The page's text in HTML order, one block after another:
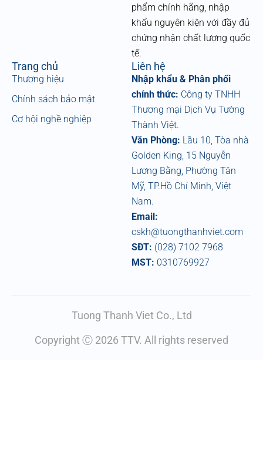
phẩm chính hãng, nhập
khẩu nguyên kiện với đầy đủ
chứng nhận chất lượng quốc
tế.
Trang chủ
Thương hiệu
Chính sách bảo mật
Cơ hội nghề nghiệp
Liên hệ
Nhập khẩu & Phân phối
chính thức: Công ty TNHH
Thương mại Dịch Vụ Tường
Thành Việt.
Văn Phòng: Lầu 10, Tòa nhà
Golden King, 15 Nguyễn
Lương Bằng, Phường Tân
Mỹ, TP.Hồ Chí Minh, Việt
Nam.
Email:
cskh@tuongthanhviet.com
SĐT: (028) 7102 7968
MST: 0310769927
Tuong Thanh Viet Co., Ltd
Copyright Ⓒ 2026 TTV. All rights reserved